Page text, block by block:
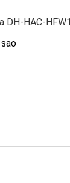
DH-HAC-